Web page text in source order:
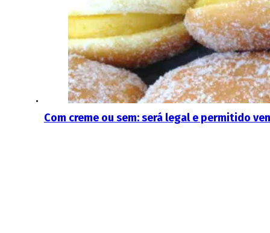
Com creme ou sem: será legal e permitido